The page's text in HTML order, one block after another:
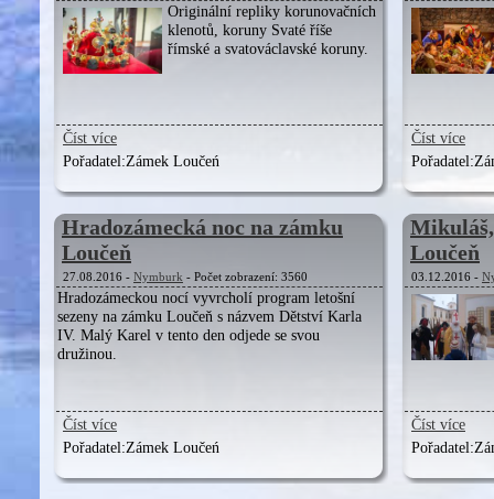
Originální repliky korunovačních
klenotů, koruny Svaté říše
římské a svatováclavské koruny.
Číst více
Pořadatel:Zámek Loučeń
Číst více
Pořadatel:
Hradozámecká noc na zámku
Loučeň
27.08.2016 - Nymburk - Počet zobrazení: 3560
Hradozámeckou nocí vyvrcholí program letošní
sezeny na zámku Loučeň s názvem Dětství Karla
IV. Malý Karel v tento den odjede se svou
družinou.
Číst více
Pořadatel:Zámek Loučeń
Loučeň
03.12.2016 -
Číst více
Pořadatel: